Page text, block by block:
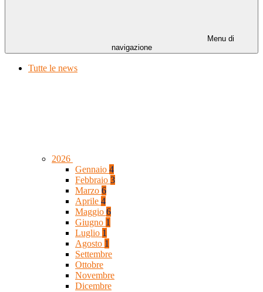
Menu di
navigazione
Tutte le news
2026
Gennaio 4
Febbraio 3
Marzo 6
Aprile 4
Maggio 6
Giugno 1
Luglio 1
Agosto 1
Settembre
Ottobre
Novembre
Dicembre